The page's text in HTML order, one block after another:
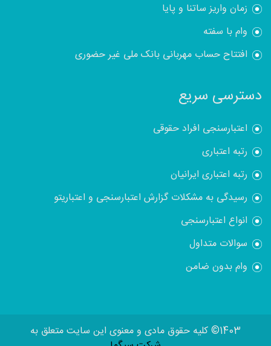
زمان واریز ساتنا و پایا
وام با سفته
افتتاح حساب مهربانی بانک ملی غیر حضوری
دسترسی سریع
اعتبارسنجی افراد حقوقی
رتبه اعتباری
رتبه اعتباری ایرانیان
رسیدگی به مشکلات گزارش اعتبارسنجی و اعتباریتو
انواع اعتبارسنجی
سوالات متداول
وام بدون ضامن
1403© کلیه حقوق مادی و معنوی این سایت متعلق به